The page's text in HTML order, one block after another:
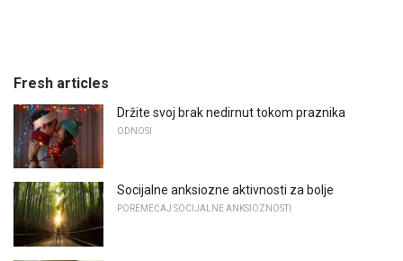
Fresh articles
Držite svoj brak nedirnut tokom praznika
ODNOSI
Socijalne anksiozne aktivnosti za bolje
POREMEĆAJ SOCIJALNE ANKSIOZNOSTI